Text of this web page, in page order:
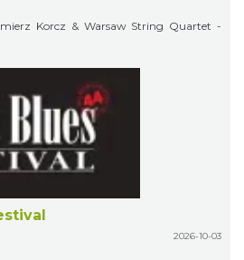
Korcz & Warsaw String Quartet -
2026-10-03